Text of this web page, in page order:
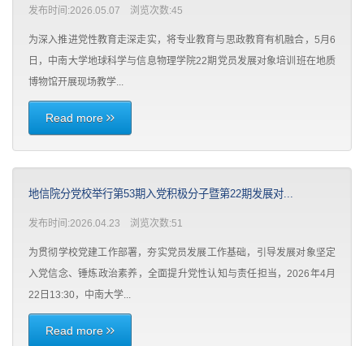
发布时间:2026.05.07 浏览次数:45
为深入推进党性教育走深走实，将专业教育与思政教育有机融合，5月6
日，中南大学地球科学与信息物理学院22期党员发展对象培训班在地质
博物馆开展现场教学...
Read more
地信院分党校举行第53期入党积极分子暨第22期发展对...
发布时间:2026.04.23 浏览次数:51
为贯彻学校党建工作部署，夯实党员发展工作基础，引导发展对象坚定
入党信念、锤炼政治素养，全面提升党性认知与责任担当，2026年4月
22日13:30，中南大学...
Read more